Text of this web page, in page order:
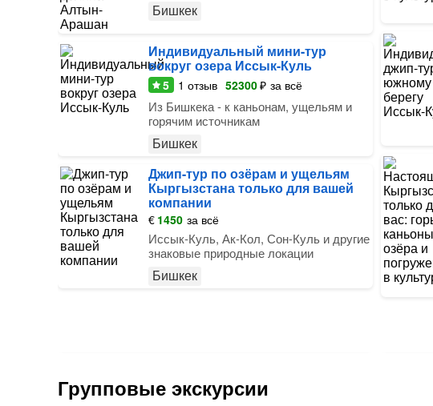
Бишкек
Индивидуальный мини-тур
вокруг озера Иссык-Куль
5 1 отзыв 52300₽ за всё
Из Бишкека - к каньонам, ущельям и
горячим источникам
Бишкек
Джип-тур по озёрам и ущельям
Кыргызстана только для вашей
компании
€ 1450 за всё
Иссык-Куль, Ак-Кол, Сон-Куль и другие
знаковые природные локации
Бишкек
Групповые экскурсии